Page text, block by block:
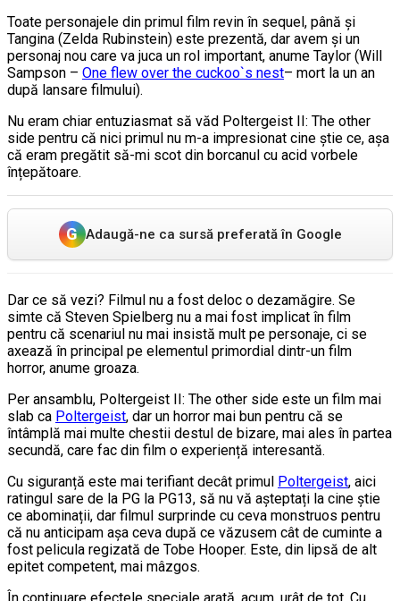
Toate personajele din primul film revin în sequel, până și
Tangina (Zelda Rubinstein) este prezentă, dar avem și un
personaj nou care va juca un rol important, anume Taylor (Will
Sampson – One flew over the cuckoo`s nest– mort la un an
după lansare filmului).
Nu eram chiar entuziasmat să văd Poltergeist II: The other
side pentru că nici primul nu m-a impresionat cine știe ce, așa
că eram pregătit să-mi scot din borcanul cu acid vorbele
înțepătoare.
G Adaugă-ne ca sursă preferată în Google
Dar ce să vezi? Filmul nu a fost deloc o dezamăgire. Se
simte că Steven Spielberg nu a mai fost implicat în film
pentru că scenariul nu mai insistă mult pe personaje, ci se
axează în principal pe elementul primordial dintr-un film
horror, anume groaza.
Per ansamblu, Poltergeist II: The other side este un film mai
slab ca Poltergeist, dar un horror mai bun pentru că se
întâmplă mai multe chestii destul de bizare, mai ales în partea
secundă, care fac din film o experiență interesantă.
Cu siguranță este mai terifiant decât primul Poltergeist, aici
ratingul sare de la PG la PG13, să nu vă așteptați la cine știe
ce abominații, dar filmul surprinde cu ceva monstruos pentru
că nu anticipam așa ceva după ce văzusem cât de cuminte a
fost pelicula regizată de Tobe Hooper. Este, din lipsă de alt
epitet competent, mai mâzgos.
În continuare efectele speciale arată, acum, urât de tot. Cu